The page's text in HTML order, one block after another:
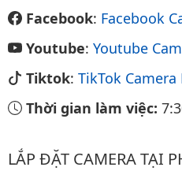
Facebook: Facebook
Youtube: Youtube
Tiktok: TikTok Camera
Thời gian làm việc:
LẮP ĐẶT CAMERA TẠI